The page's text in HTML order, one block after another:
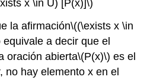
x \in U) [P(x)]\)
la afirmación\((\exists x \in
a decir que el
oración abierta\(P(x)\) es el
no hay elemento x en el